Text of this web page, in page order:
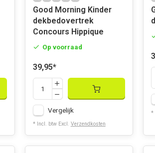
Good Morning Kinder
dekbedovertrek
Concours Hippique
Op voorraad
39,95*
Vergelijk
* Incl. btw Excl. Verzendkosten
*